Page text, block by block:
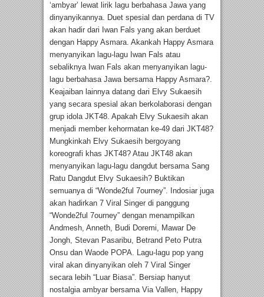
‘ambyar’ lewat lirik lagu berbahasa Jawa yang
dinyanyikannya. Duet spesial dan perdana di TV
akan hadir dari Iwan Fals yang akan berduet
dengan Happy Asmara. Akankah Happy Asmara
menyanyikan lagu-lagu Iwan Fals atau
sebaliknya Iwan Fals akan menyanyikan lagu-
lagu berbahasa Jawa bersama Happy Asmara?.
Keajaiban lainnya datang dari Elvy Sukaesih
yang secara spesial akan berkolaborasi dengan
grup idola JKT48. Apakah Elvy Sukaesih akan
menjadi member kehormatan ke-49 dari JKT48?
Mungkinkah Elvy Sukaesih bergoyang
koreografi khas JKT48? Atau JKT48 akan
menyanyikan lagu-lagu dangdut bersama Sang
Ratu Dangdut Elvy Sukaesih? Buktikan
semuanya di “Wonde2ful 7ourney”. Indosiar juga
akan hadirkan 7 Viral Singer di panggung
“Wonde2ful 7ourney” dengan menampilkan
Andmesh, Anneth, Budi Doremi, Mawar De
Jongh, Stevan Pasaribu, Betrand Peto Putra
Onsu dan Waode POPA. Lagu-lagu pop yang
viral akan dinyanyikan oleh 7 Viral Singer
secara lebih “Luar Biasa”. Bersiap hanyut
nostalgia ambyar bersama Via Vallen, Happy